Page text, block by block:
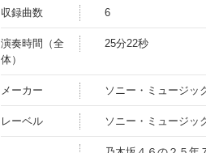
収録曲数 6
演奏時間（全
体）
25分22秒
メーカー ソニー・ミュージッ
レーベル ソニー・ミュージッ